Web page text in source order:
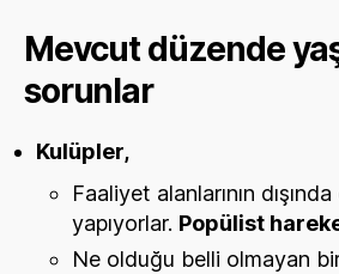
Mevcut düzende
sorunlar
Kulüpler,
Faaliyet alanlarının
yapıyorlar. Popülist
Ne olduğu belli olmayan